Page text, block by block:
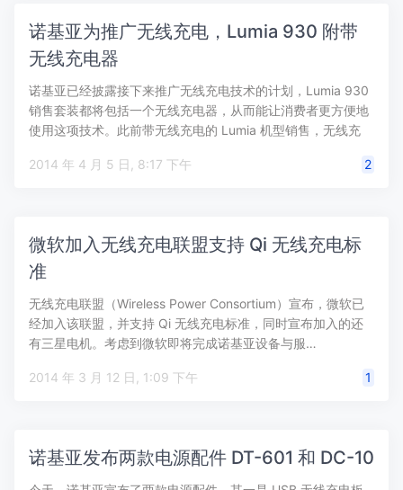
诺基亚为推广无线充电，Lumia 930 附带
无线充电器
诺基亚已经披露接下来推广无线充电技术的计划，Lumia 930
销售套装都将包括一个无线充电器，从而能让消费者更方便地
使用这项技术。此前带无线充电的 Lumia 机型销售，无线充
2014 年 4 月 5 日, 8:17 下午
2
微软加入无线充电联盟支持 Qi 无线充电标
准
无线充电联盟（Wireless Power Consortium）宣布，微软已
经加入该联盟，并支持 Qi 无线充电标准，同时宣布加入的还
有三星电机。考虑到微软即将完成诺基亚设备与服…
2014 年 3 月 12 日, 1:09 下午 1
诺基亚发布两款电源配件 DT-601 和 DC-10